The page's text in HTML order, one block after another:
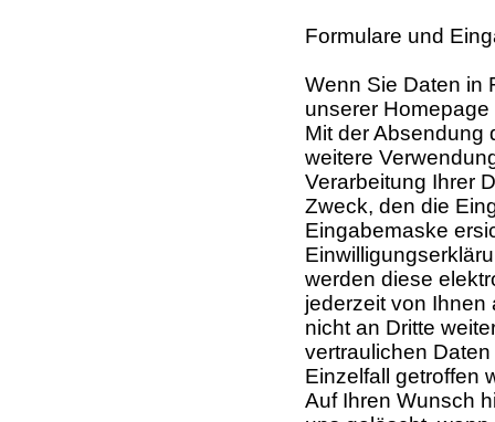
Formulare und
Wenn Sie Daten in
unserer
Mit der Absendung
weitere
Verarbeitung Ihrer
Zweck, den die
Eingabemaske
werden diese
jederzeit von Ihnen
nicht an Dritte
vertraulichen
Einzelfall getroffen
Auf Ihren Wunsch